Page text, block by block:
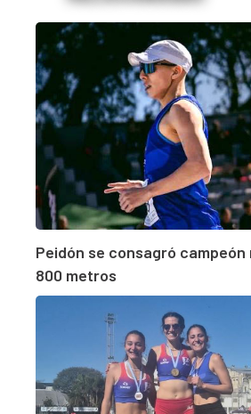
Peidón se consagró campeón
800 metros